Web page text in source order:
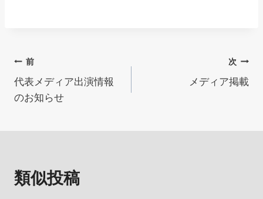
投
稿
ー
前
代表メディア出演情報
のお知らせ
次
メディア掲載
類似投稿